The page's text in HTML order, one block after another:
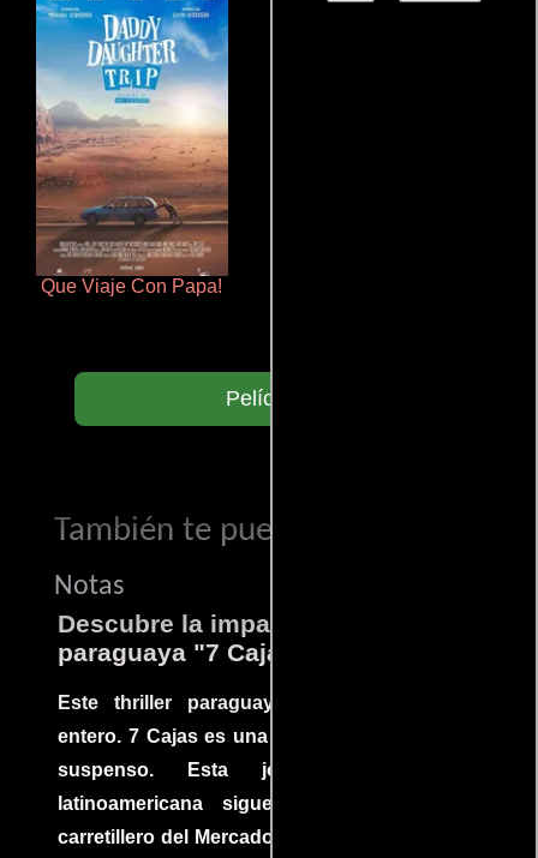
Que Viaje Con Papa!
Películas
También te puede interesar...
Notas
Descubre la impactante película
paraguaya "7 Cajas"
Este thriller paraguayo cautivó al mundo
entero. 7 Cajas es una explosión de acción y
suspenso. Esta joya cinematográfica
latinoamericana sigue la historia de un
carretillero del Mercado 4 de Asunción que se